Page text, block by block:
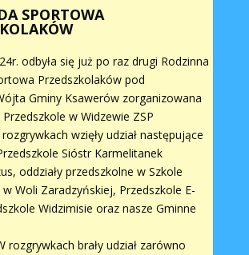
SPORTOWA
odbyła się już po raz drugi Rodzinna
Przedszkolaków pod
Gminy Ksawerów zorganizowana
w Widzewie ZSP
wzięły udział następujące
Sióstr Karmelitanek
oddziały przedszkolne w Szkole
Woli Zaradzyńskiej, Przedszkole E-
Widzimisie oraz nasze Gminne
rozgrywkach brały udział zarówno